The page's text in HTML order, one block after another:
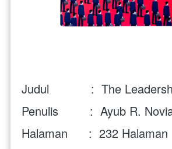
Judul            :  The
Penulis         :  Ayub R.
Halaman      :  232 Halaman